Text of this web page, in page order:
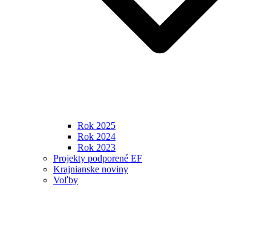
Rok 2025
Rok 2024
Rok 2023
Projekty podporené EF
Krajnianske noviny
Voľby